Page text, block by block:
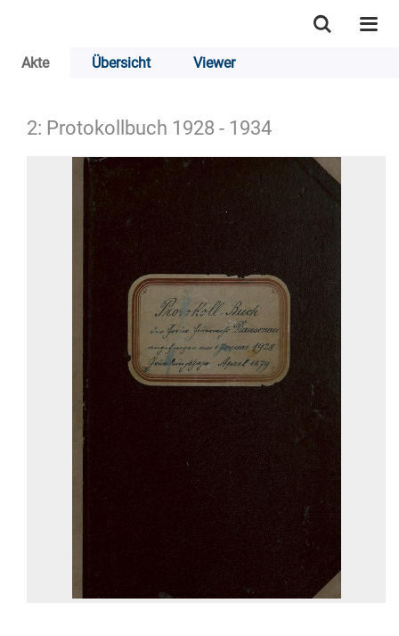
Akte Übersicht Viewer
2: Protokollbuch 1928 - 1934